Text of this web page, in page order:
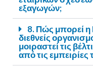
εξαγωγών;
8. Πώς μπορεί η
διεθνείς
μοιραστεί τις
από τις